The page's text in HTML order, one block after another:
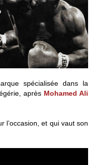
spécialisée dans la
après Mohamed Ali
l’occasion, et qui vaut son